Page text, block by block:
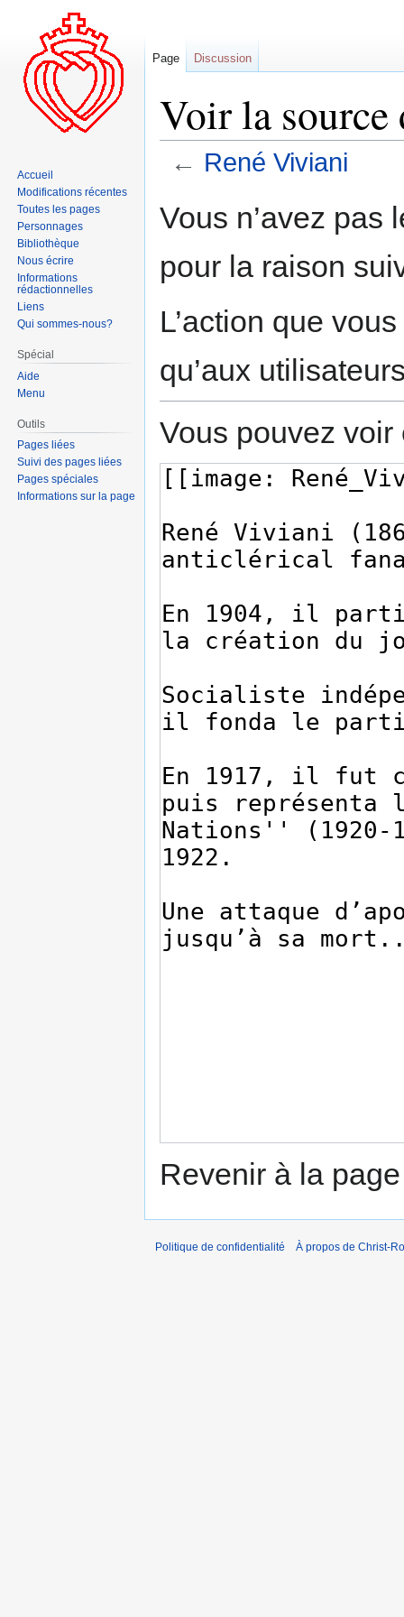
Voir la
← René Viviani
à
navigation
à
recherche
Vous n’avez pas
pour la raison
L’action que
qu’aux
Vous pouvez
Revenir à la
Page Discussion
Accueil
Modifications récentes
Toutes les pages
Personnages
Bibliothèque
Nous écrire
Informations
rédactionnelles
Liens
Qui sommes-nous?
Spécial
Aide
Menu
Outils
Pages liées
Suivi des pages liées
Pages spéciales
Informations sur la page
Politique de confidentialité À propos de Christ-